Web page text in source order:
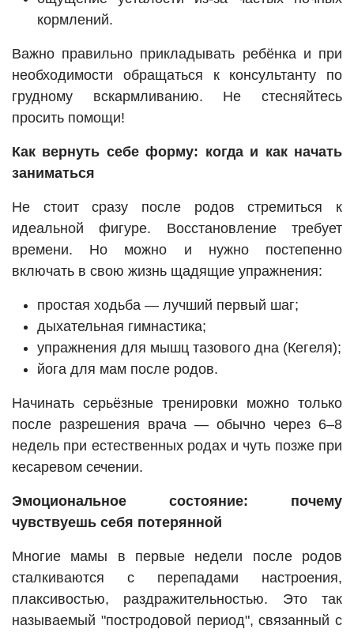
кормлений.
Важно правильно прикладывать ребёнка и при
необходимости обращаться к консультанту по
грудному вскармливанию. Не стесняйтесь
просить помощи!
Как вернуть себе форму: когда и как начать
заниматься
Не стоит сразу после родов стремиться к
идеальной фигуре. Восстановление требует
времени. Но можно и нужно постепенно
включать в свою жизнь щадящие упражнения:
простая ходьба — лучший первый шаг;
дыхательная гимнастика;
упражнения для мышц тазового дна (Кегеля);
йога для мам после родов.
Начинать серьёзные тренировки можно только
после разрешения врача — обычно через 6–8
недель при естественных родах и чуть позже при
кесаревом сечении.
Эмоциональное состояние: почему
чувствуешь себя потерянной
Многие мамы в первые недели после родов
сталкиваются с перепадами настроения,
плаксивостью, раздражительностью. Это так
называемый "постродовой период", связанный с